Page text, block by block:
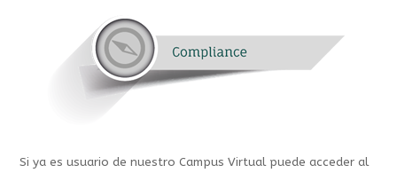
Si ya es usuario de nuestro Campus Virtual puede acceder al